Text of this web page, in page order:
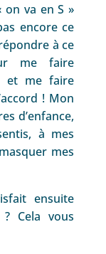
on va en S »
encore ce
à ce
me faire
et me faire
! Mon
d’enfance,
à mes
mes
ensuite
Cela vous